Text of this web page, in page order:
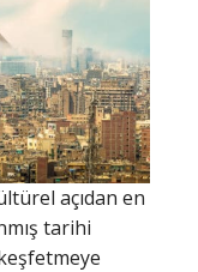
açıdan en
tarihi